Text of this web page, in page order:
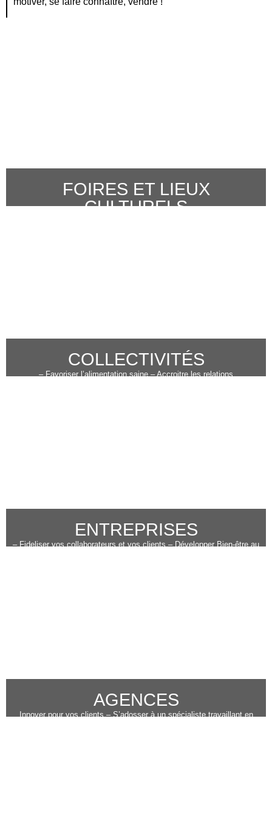
FOIRES ET LIEUX
CULTURELS
COLLECTIVITÉS
– Favoriser l’alimentation saine – Accroitre les relations
ENTREPRISES
– Fideliser vos collaborateurs et vos clients – Développer Bien-être au
AGENCES
Innover pour vos clients – S’adosser à un spécialiste travaillant en